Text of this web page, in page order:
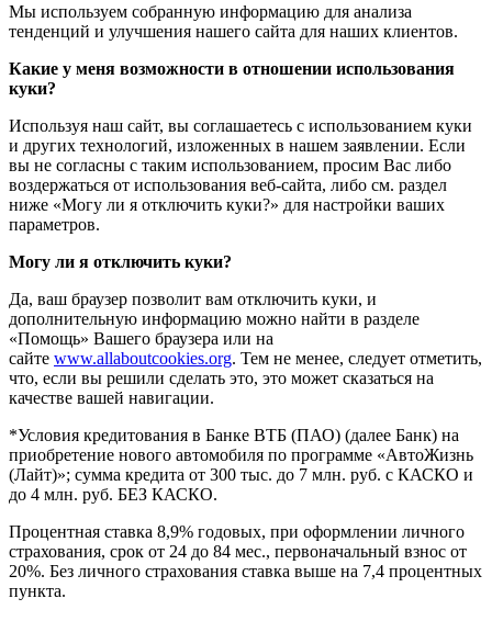
Мы используем собранную информацию для анализа
тенденций и улучшения нашего сайта для наших клиентов.
Какие у меня возможности в отношении использования
куки?
Используя наш сайт, вы соглашаетесь с использованием куки
и других технологий, изложенных в нашем заявлении. Если
вы не согласны с таким использованием, просим Вас либо
воздержаться от использования веб-сайта, либо см. раздел
ниже «Могу ли я отключить куки?» для настройки ваших
параметров.
Могу ли я отключить куки?
Да, ваш браузер позволит вам отключить куки, и
дополнительную информацию можно найти в разделе
«Помощь» Вашего браузера или на
сайте www.allaboutcookies.org. Тем не менее, следует отметить,
что, если вы решили сделать это, это может сказаться на
качестве вашей навигации.
*Условия кредитования в Банке ВТБ (ПАО) (далее Банк) на
приобретение нового автомобиля по программе «АвтоЖизнь
(Лайт)»; сумма кредита от 300 тыс. до 7 млн. руб. с КАСКО и
до 4 млн. руб. БЕЗ КАСКО.
Процентная ставка 8,9% годовых, при оформлении личного
страхования, срок от 24 до 84 мес., первоначальный взнос от
20%. Без личного страхования ставка выше на 7,4 процентных
пункта.